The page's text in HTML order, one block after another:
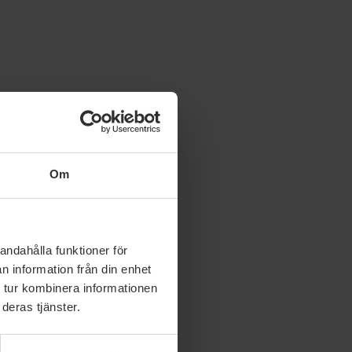
Om
funktioner för
information från din enhet
kombinera informationen
tjänster.